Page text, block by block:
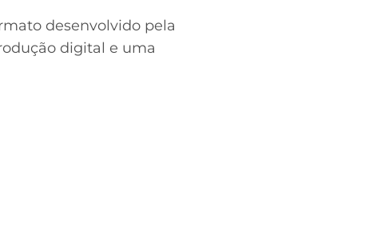
desenvolvido pela
digital e uma